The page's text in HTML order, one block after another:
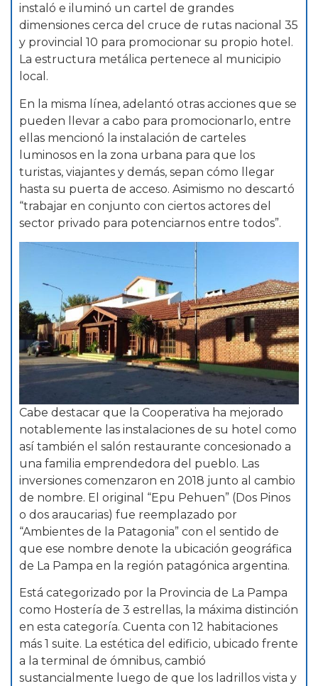
instaló e iluminó un cartel de grandes
dimensiones cerca del cruce de rutas nacional 35
y provincial 10 para promocionar su propio hotel.
La estructura metálica pertenece al municipio
local.
En la misma línea, adelantó otras acciones que se
pueden llevar a cabo para promocionarlo, entre
ellas mencionó la instalación de carteles
luminosos en la zona urbana para que los
turistas, viajantes y demás, sepan cómo llegar
hasta su puerta de acceso. Asimismo no descartó
“trabajar en conjunto con ciertos actores del
sector privado para potenciarnos entre todos”.
Cabe destacar que la Cooperativa ha mejorado
notablemente las instalaciones de su hotel como
así también el salón restaurante concesionado a
una familia emprendedora del pueblo. Las
inversiones comenzaron en 2018 junto al cambio
de nombre. El original “Epu Pehuen” (Dos Pinos
o dos araucarias) fue reemplazado por
“Ambientes de la Patagonia” con el sentido de
que ese nombre denote la ubicación geográfica
de La Pampa en la región patagónica argentina.
Está categorizado por la Provincia de La Pampa
como Hostería de 3 estrellas, la máxima distinción
en esta categoría. Cuenta con 12 habitaciones
más 1 suite. La estética del edificio, ubicado frente
a la terminal de ómnibus, cambió
sustancialmente luego de que los ladrillos vista y